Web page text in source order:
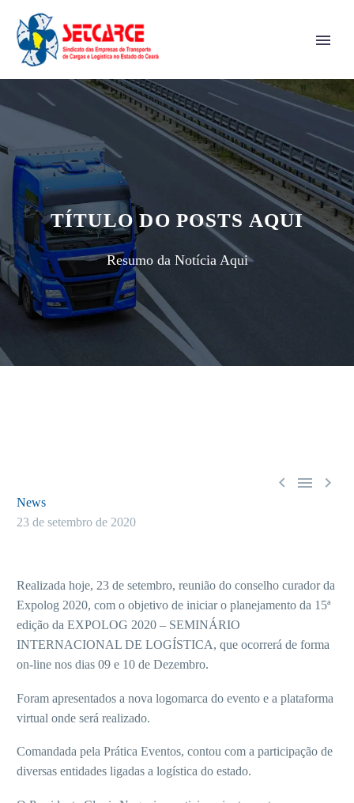
TÍTULO DO POSTS AQUI
Resumo da Notícia Aqui
  
News
23 de setembro de 2020
Realizada hoje, 23 de setembro, reunião do conselho curador da
Expolog 2020, com o objetivo de iniciar o planejamento da 15ª
edição da EXPOLOG 2020 – SEMINÁRIO
INTERNACIONAL DE LOGÍSTICA, que ocorrerá de forma
on-line nos dias 09 e 10 de Dezembro.
Foram apresentados a nova logomarca do evento e a plataforma
virtual onde será realizado.
Comandada pela Prática Eventos, contou com a participação de
diversas entidades ligadas a logística do estado.